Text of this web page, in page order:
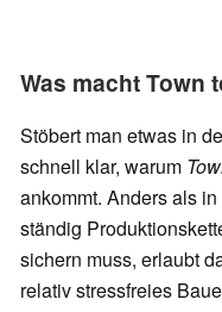
Was macht Town
Stöbert man etwas in
schnell klar, warum
ankommt. Anders als
ständig
sichern muss, erlaubt
relativ stressfreies